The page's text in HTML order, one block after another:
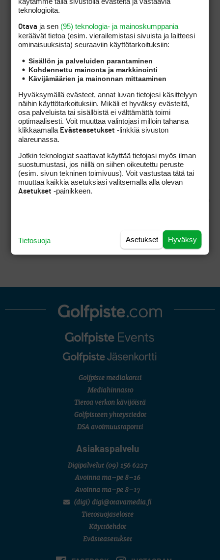
Miten niin syytön? Etkö
kirjoitakaan viestejäsi itse
??
Toki, mutta
sukulaisuussuhteet on
tyhmyyttäkin vahvemmat. Ja
mä en oo jääny Kauhavan
pohjanmaalainen.
Golfpiste mediakortti
Mediahinnasto
Tietoa verkon kävijöistä
Golfpisteen yhteystiedot
DSA avoimuusraportti
Asiakaspalvelu
Digipalvelut (09) 156 6227
Avoinna ma–pe 8–16
Avoinna ma–pe 8–17
(digi) digi@otavamedia.fi
Tietosuojaseloste
Käyttöehdot
Evästeasetukset
teknologioita.
Otava ja sen (95) teknologia- ja mainoskumppania
keräävät tietoa (esim. vierailemis­tasi sivuista ja laitteesi
ominaisuuk­sista) seuraaviin käyttötarkoituksiin:
Sisällön ja palveluiden parantaminen
Kohdennettu mainonta ja markkinointi
Kävijämäärien ja mainonnan mittaaminen
Hyväksymällä evästeet, annat luvan tietojesi käsittelyyn
näihin käyttötarkoituksiin. Mikäli et hyväksy evästeitä,
osa palveluista tai sisällöistä ei välttämättä toimi
optimaalisesti. Voit muuttaa valintojasi milloin tahansa
klikkaamalla Evästeasetukset -linkkiä sivuston
alareunassa.
Jotkin teknologiat saattavat käyttää tietojasi myös ilman
suostumustasi, jos niillä on siihen oikeutettu peruste
(esim. sivun tekninen toimivuus). Voit vastustaa tätä tai
muuttaa kaikkia asetuksiasi valitsemalla alla olevan
Asetukset -painikkeen.
Hyväksy
Asetukset
Tietosuoja